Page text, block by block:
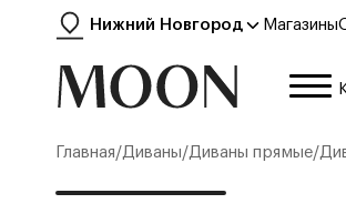
Нижний Новгород Магазины
Главная/Диваны/Диваны прямые/